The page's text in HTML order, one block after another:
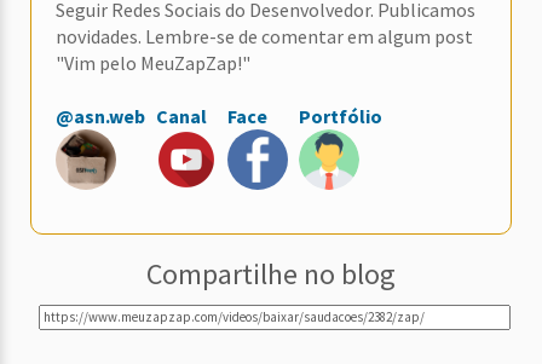
Seguir Redes Sociais do Desenvolvedor. Publicamos
novidades. Lembre-se de comentar em algum post
"Vim pelo MeuZapZap!"
@asn.web Canal Face Portfólio
Compartilhe no blog